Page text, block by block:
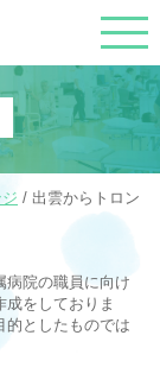
/ 出雲からトロン
病院の職員に向け
をしておりま
的としたものでは